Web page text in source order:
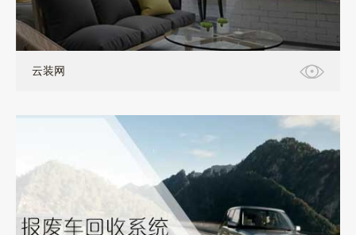
云装网